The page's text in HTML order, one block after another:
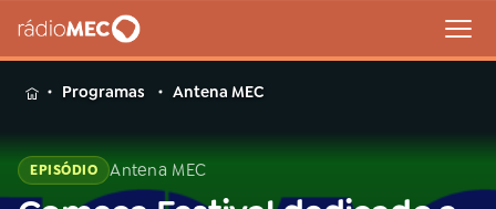
MENUProgramas Antena MEC
EPISÓDIO Antena MEC